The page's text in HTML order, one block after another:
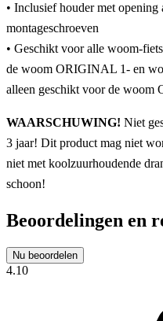
• Inclusief houder met opening
montageschroeven
• Geschikt voor alle woom-
de woom ORIGINAL 1- en
alleen geschikt voor de woom
WAARSCHUWING! Niet
3 jaar! Dit product mag niet
niet met koolzuurhoudende
schoon!
Beoordelingen en
Nu beoordelen
4.10